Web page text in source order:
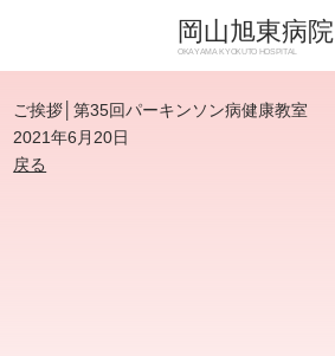
岡山旭東病院
OKAYAMA KYOKUTO HOSPITAL
ご挨拶│第35回パーキンソン病健康教室
2021年6月20日
戻る